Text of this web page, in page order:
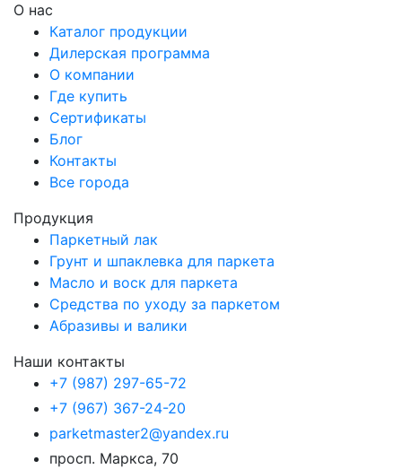
О нас
Каталог продукции
Дилерская программа
О компании
Где купить
Сертификаты
Блог
Контакты
Все города
Продукция
Паркетный лак
Грунт и шпаклевка для паркета
Масло и воск для паркета
Средства по уходу за паркетом
Абразивы и валики
Наши контакты
+7 (987) 297-65-72
+7 (967) 367-24-20
parketmaster2@yandex.ru
просп. Маркса, 70